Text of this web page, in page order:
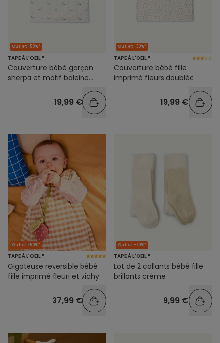
Outlet -50%*
TAPE À L'OEIL ®
Couverture bébé garçon
sherpa et motif baleine
19,99 €
Outlet -50%*
TAPE À L'OEIL ®
Couverture bébé fille
imprimé fleurs doublée
19,99 €
Outlet -50%*
TAPE À L'OEIL ®
Gigoteuse reversible bébé
fille imprimé fleuri et vichy
37,99 €
Outlet -60%*
TAPE À L'OEIL ®
Lot de 2 collants bébé fille
brillants crème
9,99 €